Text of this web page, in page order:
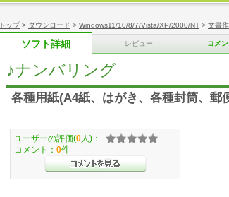
トップ> ダウンロード > Windows11/10/8/7/Vista/XP/2000/NT > 文書
ソフト詳細 レビュー コメ
♪ナンバリング
各種用紙(A4紙、はがき、各種封筒、郵
ユーザーの評価(0 人)：
コメント： 0件